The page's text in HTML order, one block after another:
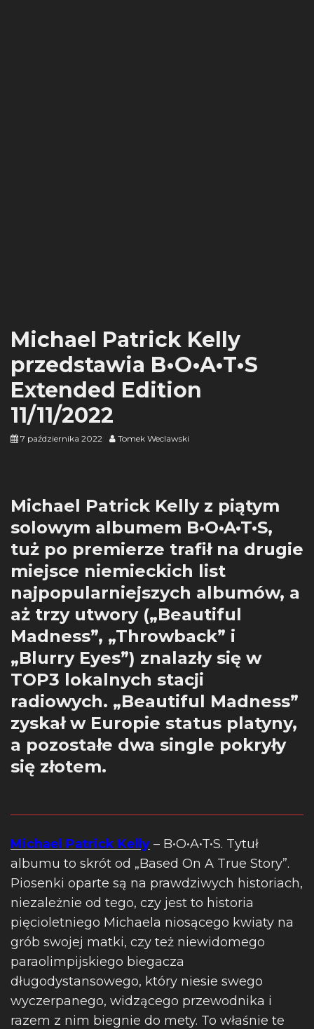
Michael Patrick Kelly
przedstawia B•O•A•T•S
Extended Edition
11/11/2022
7 października 2022 Tomek Weclawski
Michael Patrick Kelly z piątym
solowym albumem B•O•A•T•S,
tuż po premierze trafił na drugie
miejsce niemieckich list
najpopularniejszych albumów, a
aż trzy utwory („Beautiful
Madness”, „Throwback” i
„Blurry Eyes”) znalazły się w
TOP3 lokalnych stacji
radiowych. „Beautiful Madness”
zyskał w Europie status platyny,
a pozostałe dwa single pokryły
się złotem.
Michael Patrick Kelly – B•O•A•T•S. Tytuł
albumu to skrót od „Based On A True Story”.
Piosenki oparte są na prawdziwych historiach,
niezależnie od tego, czy jest to historia
pięcioletniego Michaela niosącego kwiaty na
grób swojej matki, czy też niewidomego
paraolimpijskiego biegacza
długodystansowego, który niesie swego
wyczerpanego, widzącego przewodnika i
razem z nim biegnie do mety. To właśnie te